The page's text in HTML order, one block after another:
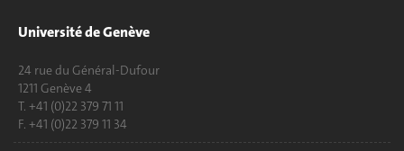
Université de Genève
24 rue du Général-Dufour
1211 Genève 4
T. +41 (0)22 379 71 11
F. +41 (0)22 379 11 34